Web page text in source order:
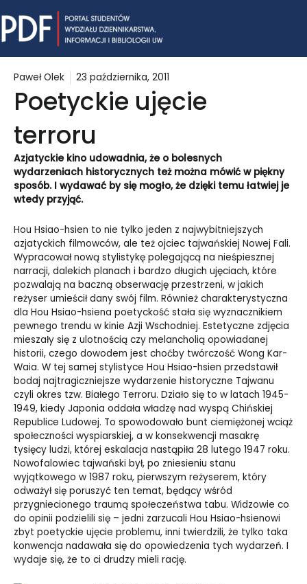
to
content
Paweł Olek 23 października, 2011
Poetyckie ujęcie
terroru
Azjatyckie kino udowadnia, że o bolesnych
wydarzeniach historycznych też można mówić w piękny
sposób. I wydawać by się mogło, że dzięki temu łatwiej je
wtedy przyjąć.
Hou Hsiao-hsien to nie tylko jeden z najwybitniejszych
azjatyckich filmowców, ale też ojciec tajwańskiej Nowej Fali.
Wypracował nową stylistykę polegającą na nieśpiesznej
narracji, dalekich planach i bardzo długich ujęciach, które
pozwalają na baczną obserwację przestrzeni, w jakich
reżyser umieścił dany swój film. Również charakterystyczna
dla Hou Hsiao-hsiena poetyckość stała się wyznacznikiem
pewnego trendu w kinie Azji Wschodniej. Estetyczne zdjęcia
mieszały się z ulotnością czy melancholią opowiadanej
historii, czego dowodem jest choćby twórczość Wong Kar-
Waia. W tej samej stylistyce Hou Hsiao-hsien przedstawił
bodaj najtragiczniejsze wydarzenie historyczne Tajwanu
czyli okres tzw. Białego Terroru. Działo się to w latach 1945-
1949, kiedy Japonia oddała władzę nad wyspą Chińskiej
Republice Ludowej. To spowodowało bunt ciemiężonej wciąż
społeczności wyspiarskiej, a w konsekwencji masakrę
tysięcy ludzi, której eskalacja nastąpiła 28 lutego 1947 roku.
Nowofalowiec tajwański był, po zniesieniu stanu
wyjątkowego w 1987 roku, pierwszym reżyserem, który
odważył się poruszyć ten temat, będący wśród
przygniecionego traumą społeczeństwa tabu. Widzowie co
do opinii podzielili się – jedni zarzucali Hou Hsiao-hsienowi
zbyt poetyckie ujęcie problemu, inni twierdzili, że tylko taka
konwencja nadawała się do opowiedzenia tych wydarzeń. I
wydaje się, że to ci drudzy mieli rację.